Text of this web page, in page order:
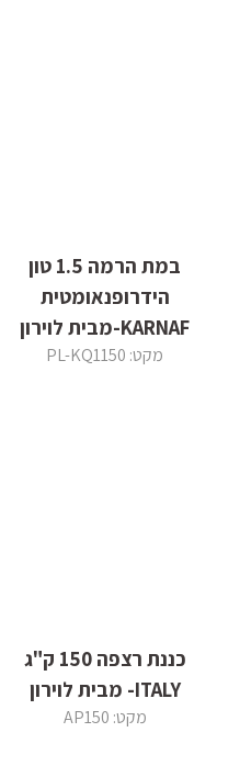
במת הרמה 1.5 טון
הידרופנאומטית
KARNAF-מבית לוירון
מקט: PL-KQ1150
כננת רצפה 150 ק"ג
ITALY- מבית לוירון
מקט: AP150